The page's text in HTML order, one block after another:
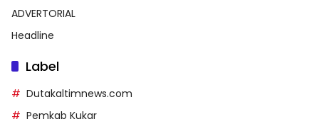
ADVERTORIAL
Headline
Label
Dutakaltimnews.com
Pemkab Kukar